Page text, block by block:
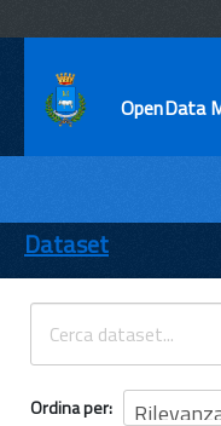
OpenData
ENTI
TEMI
INFORMAZIONI
Dataset
Ordina per